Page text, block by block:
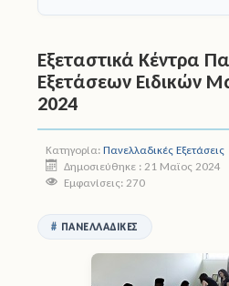
Σχολικές Εκδρομές
Νομοθεσία
Άδειες
Έντυπα
Πολιτική Προστασία
Εξεταστικά Κέντρα
Εξετάσεων Ειδικών
2024
Κατηγορία: Πανελλαδικές Εξετάσεις
Δημοσιεύθηκε : 21 Μαϊος 2024
Εμφανίσεις: 270
ΠΑΝΕΛΛΑΔΙΚΈΣ